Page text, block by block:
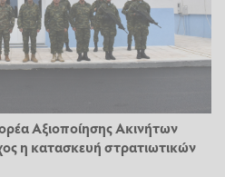
Αξιοποίησης Ακινήτων
η κατασκευή στρατιωτικών